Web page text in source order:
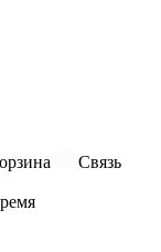
Связь